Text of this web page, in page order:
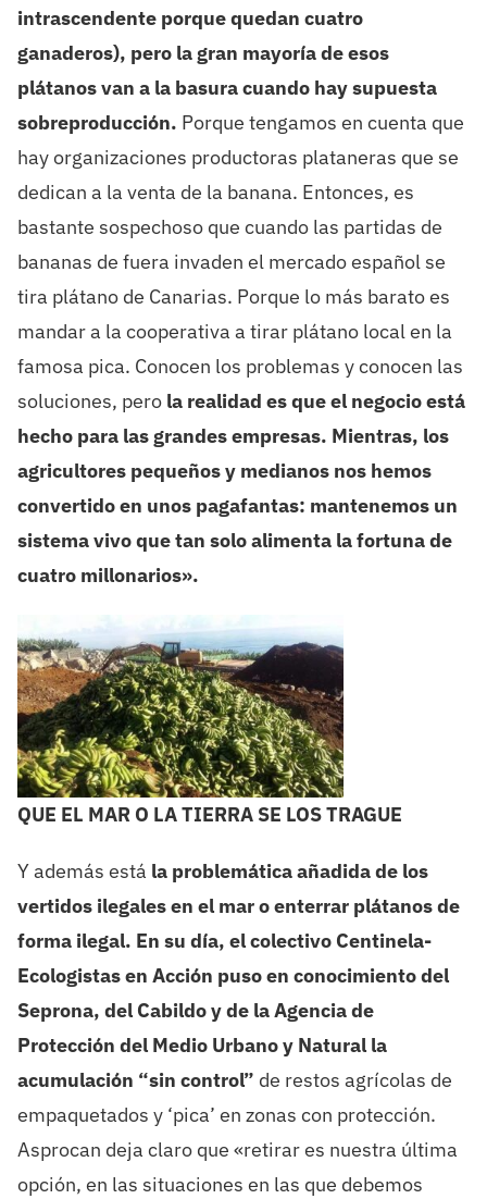
intrascendente porque quedan cuatro
ganaderos), pero la gran mayoría de esos
plátanos van a la basura cuando hay supuesta
sobreproducción. Porque tengamos en cuenta que
hay organizaciones productoras plataneras que se
dedican a la venta de la banana. Entonces, es
bastante sospechoso que cuando las partidas de
bananas de fuera invaden el mercado español se
tira plátano de Canarias. Porque lo más barato es
mandar a la cooperativa a tirar plátano local en la
famosa pica. Conocen los problemas y conocen las
soluciones, pero la realidad es que el negocio está
hecho para las grandes empresas. Mientras, los
agricultores pequeños y medianos nos hemos
convertido en unos pagafantas: mantenemos un
sistema vivo que tan solo alimenta la fortuna de
cuatro millonarios».
QUE EL MAR O LA TIERRA SE LOS TRAGUE
Y además está la problemática añadida de los
vertidos ilegales en el mar o enterrar plátanos de
forma ilegal. En su día, el colectivo Centinela-
Ecologistas en Acción puso en conocimiento del
Seprona, del Cabildo y de la Agencia de
Protección del Medio Urbano y Natural la
acumulación “sin control” de restos agrícolas de
empaquetados y ‘pica’ en zonas con protección.
Asprocan deja claro que «retirar es nuestra última
opción, en las situaciones en las que debemos